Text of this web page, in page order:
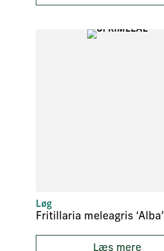
Løg
Fritillaria meleagris ‘Alba’
Læs mere